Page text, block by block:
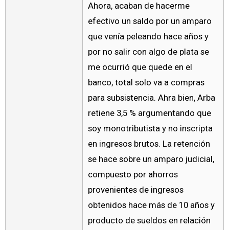
Ahora, acaban de hacerme
efectivo un saldo por un amparo
que venía peleando hace años y
por no salir con algo de plata se
me ocurrió que quede en el
banco, total solo va a compras
para subsistencia. Ahra bien, Arba
retiene 3,5 % argumentando que
soy monotributista y no inscripta
en ingresos brutos. La retención
se hace sobre un amparo judicial,
compuesto por ahorros
provenientes de ingresos
obtenidos hace más de 10 años y
producto de sueldos en relación